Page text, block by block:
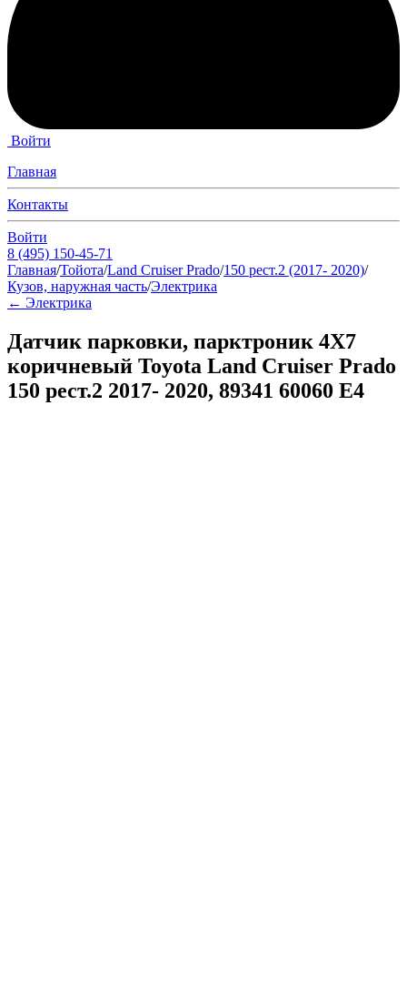
Войти
Главная
Контакты
Войти
8 (495) 150-45-71
Главная/Тойота/Land Cruiser Prado/150 рест.2 (2017- 2020)/
Кузов, наружная часть/Электрика
← Электрика
Датчик парковки, парктроник 4X7
коричневый Toyota Land Cruiser Prado
150 рест.2 2017- 2020, 89341 60060 E4